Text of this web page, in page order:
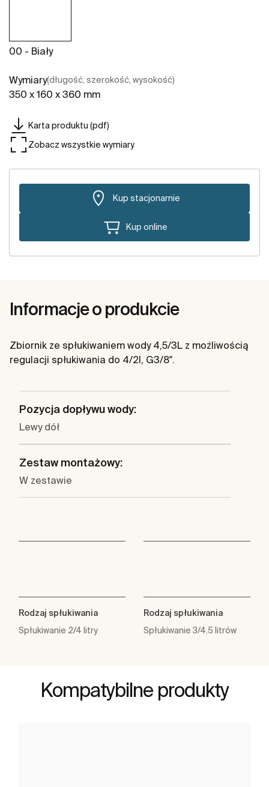
00 - Biały
Wymiary(długość, szerokość, wysokość)
350 x 160 x 360 mm
Karta produktu (pdf)
Zobacz wszystkie wymiary
Kup stacjonarnie
Kup online
Informacje o produkcie
Zbiornik ze spłukiwaniem wody 4,5/3L z możliwością
regulacji spłukiwania do 4/2l, G3/8".
Pozycja dopływu wody:
Lewy dół
Zestaw montażowy:
W zestawie
Rodzaj spłukiwania
Spłukiwanie 2/4 litry
Rodzaj spłukiwania
Spłukiwanie 3/4.5 litrów
Kompatybilne produkty